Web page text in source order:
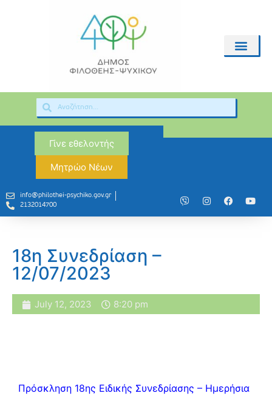
Γίνε εθελοντής
Μητρώο Νέων
info@philothei-psychiko.gov.gr
2132014700
18η Συνεδρίαση –
12/07/2023
July 12, 2023 8:20 pm
Πρόσκληση 18ης Ειδικής Συνεδρίασης – Ημερήσια